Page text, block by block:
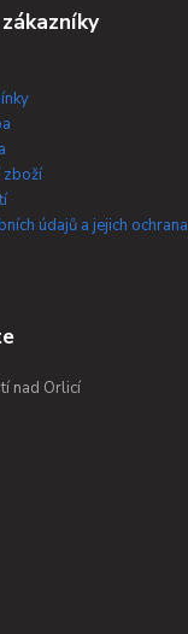
zboží
údajů a jejich ochrana
nad Orlicí